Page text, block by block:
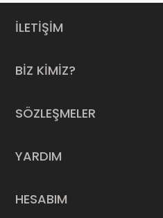
İLETİŞİM
BİZ KİMİZ?
SÖZLEŞMELER
YARDIM
HESABIM